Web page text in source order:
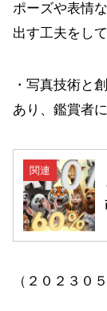
ポーズや表情
出す工夫をし
・写真技術と
あり、鑑賞者
関連
（２０２３０５